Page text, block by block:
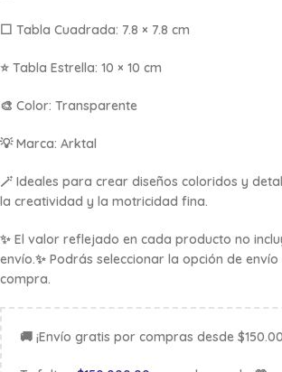
⬜ Tabla Cuadrada: 7.8 × 7.8 cm
⭐ Tabla Estrella: 10 × 10 cm
🎨 Color: Transparente
💡 Marca: Arktal
🪄 Ideales para crear diseños coloridos y
la creatividad y la motricidad fina.
✨ El valor reflejado en cada producto no
envío.✨ Podrás seleccionar la opción de
compra.
🚚 ¡Envío gratis por compras desde